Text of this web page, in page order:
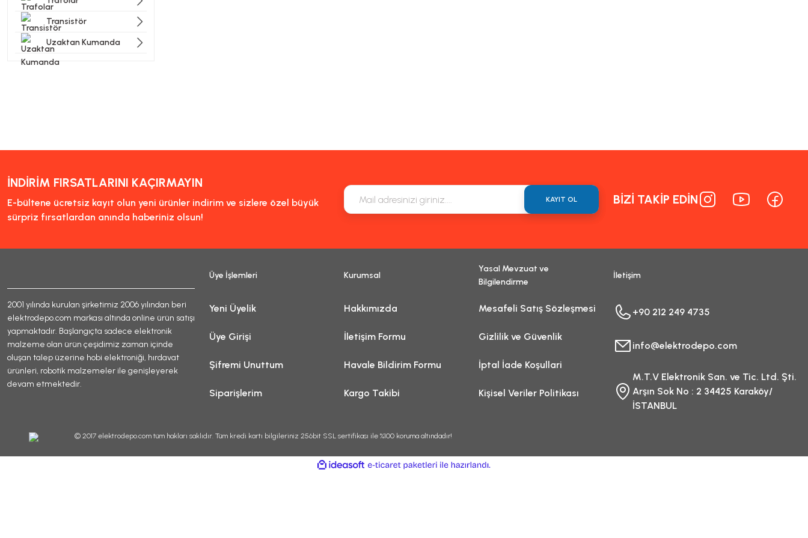
Transistör
Uzaktan Kumanda
İNDİRİM FIRSATLARINI KAÇIRMAYIN
E-bültene ücretsiz kayıt olun yeni ürünler indirim ve sizlere özel büyük
sürpriz fırsatlardan anında haberiniz olsun!
KAYIT OL BİZİ TAKİP EDİN
2001 yılında kurulan şirketimiz 2006 yılından beri
elektrodepo.com markası altında online ürün satışı
yapmaktadır. Başlangıçta sadece elektronik
malzeme olan ürün çeşidimiz zaman içinde
oluşan talep üzerine hobi elektroniği, hırdavat
ürünleri, robotik malzemeler ile genişleyerek
devam etmektedir.
Üye İşlemleri
Yeni Üyelik
Üye Girişi
Şifremi Unuttum
Siparişlerim
Kurumsal
Hakkımızda
İletişim Formu
Havale Bildirim Formu
Kargo Takibi
Yasal Mevzuat ve
Bilgilendirme
Mesafeli Satış Sözleşmesi
Gizlilik ve Güvenlik
İptal İade Koşullari
Kişisel Veriler Politikası
İletişim
+90 212 249 4735
info@elektrodepo.com
M.T.V Elektronik San. ve Tic. Ltd. Şti.
Arşın Sok No : 2 34425 Karaköy/
İSTANBUL
© 2017 elektrodepo.com tüm hakları saklıdır. Tüm kredi kartı bilgileriniz 256bit SSL sertifikası ile %100 koruma altındadır!
ideasoft
e-